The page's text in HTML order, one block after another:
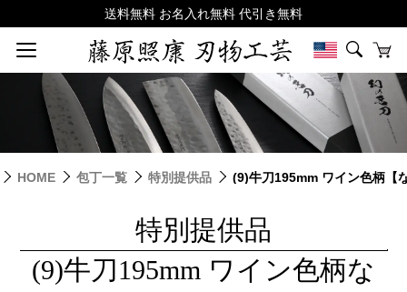
HOME 包丁一覧 特別提供品 (9)牛刀195mm ワイン色柄【
特別提供品
(9)牛刀195mm ワイン色柄な